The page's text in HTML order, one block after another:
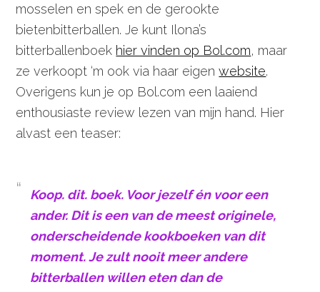
mosselen en spek en de gerookte
bietenbitterballen. Je kunt Ilona’s
bitterballenboek hier vinden op Bol.com, maar
ze verkoopt ‘m ook via haar eigenwebsite.
Overigens kun je op Bol.com een laaiend
enthousiaste review lezen van mijn hand. Hier
alvast een teaser:
Koop. dit. boek. Voor jezelf én voor een
ander. Dit is een van de meest originele,
onderscheidende kookboeken van dit
moment. Je zult nooit meer andere
bitterballen willen eten dan de